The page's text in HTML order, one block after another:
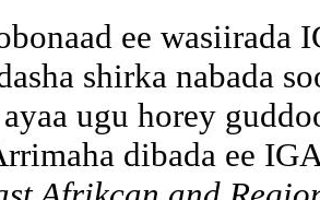
ee wasiirada
shirka nabada
ugu horey
dibada ee